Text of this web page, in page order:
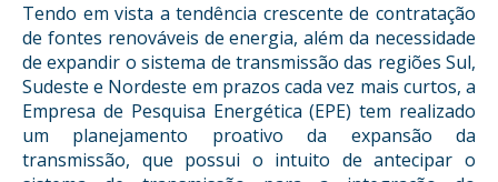
Tendo em vista a tendência crescente de contratação
de fontes renováveis de energia, além da necessidade
de expandir o sistema de transmissão das regiões Sul,
Sudeste e Nordeste em prazos cada vez mais curtos, a
Empresa de Pesquisa Energética (EPE) tem realizado
um planejamento proativo da expansão da
transmissão, que possui o intuito de antecipar o